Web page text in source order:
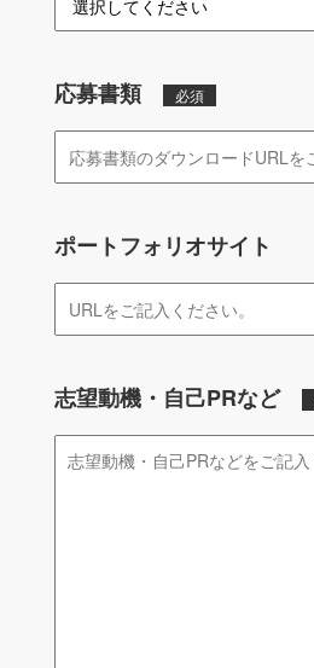
応募書類 必須
ポートフォリオサイト
志望動機・自己PRなど